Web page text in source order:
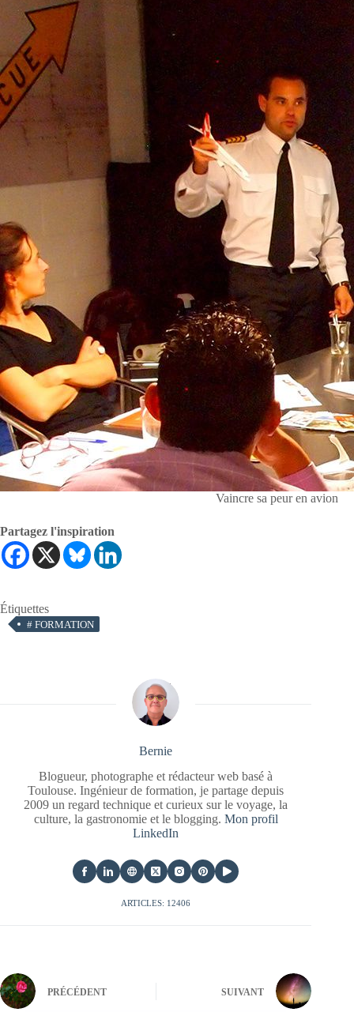
Vaincre sa peur en avion
Partagez l'inspiration
Étiquettes
# FORMATION
Bernie
Blogueur, photographe et rédacteur web basé à
Toulouse. Ingénieur de formation, je partage depuis
2009 un regard technique et curieux sur le voyage, la
culture, la gastronomie et le blogging. Mon profil
LinkedIn
ARTICLES: 12406
PRÉCÉDENT SUIVANT